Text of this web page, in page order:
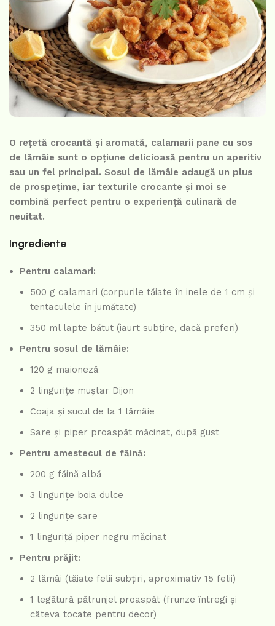
O rețetă crocantă și aromată, calamarii pane cu sos
de lămâie sunt o opțiune delicioasă pentru un aperitiv
sau un fel principal. Sosul de lămâie adaugă un plus
de prospețime, iar texturile crocante și moi se
combină perfect pentru o experiență culinară de
neuitat.
Ingrediente
Pentru calamari:
500 g calamari (corpurile tăiate în inele de 1 cm și
tentaculele în jumătate)
350 ml lapte bătut (iaurt subțire, dacă preferi)
Pentru sosul de lămâie:
120 g maioneză
2 lingurițe muștar Dijon
Coaja și sucul de la 1 lămâie
Sare și piper proaspăt măcinat, după gust
Pentru amestecul de făină:
200 g făină albă
3 lingurițe boia dulce
2 lingurițe sare
1 linguriță piper negru măcinat
Pentru prăjit:
2 lămâi (tăiate felii subțiri, aproximativ 15 felii)
1 legătură pătrunjel proaspăt (frunze întregi și
câteva tocate pentru decor)